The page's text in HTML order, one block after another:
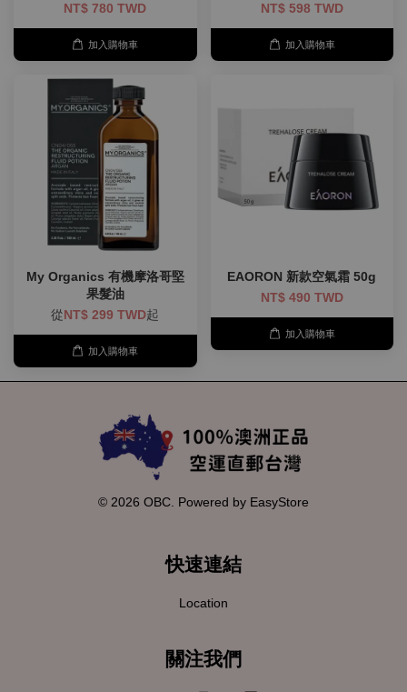
NT$ 780 TWD
加入購物車
NT$ 598 TWD
加入購物車
My Organics 有機摩洛哥堅
果髮油
從NT$ 299 TWD起
加入購物車
EAORON 新款空氣霜 50g
NT$ 490 TWD
加入購物車
© 2026 OBC. Powered by EasyStore
快速連結
Location
關注我們